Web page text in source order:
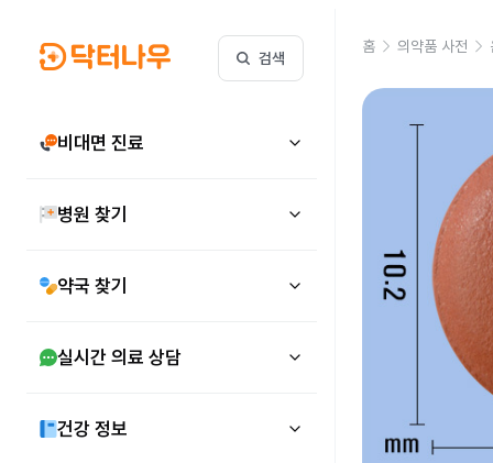
검색
비대면 진료
병원 찾기
약국 찾기
실시간 의료 상담
건강 정보
홈 의약품 사전